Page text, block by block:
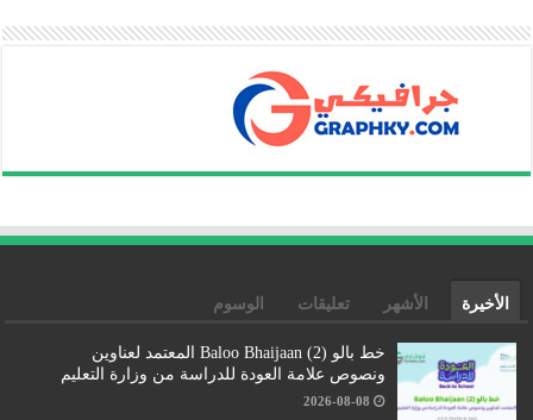
الأخيرة الأشهر تعليقات الوسوم
خط بالو (2) Baloo Bhaijaan المعتمد لعناوين
ونصوص علامة العودة للدراسة من وزارة التعليم
2026-08-08